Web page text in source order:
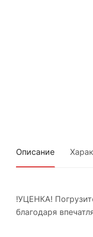
Описание
!УЦЕНКА!
благодаря